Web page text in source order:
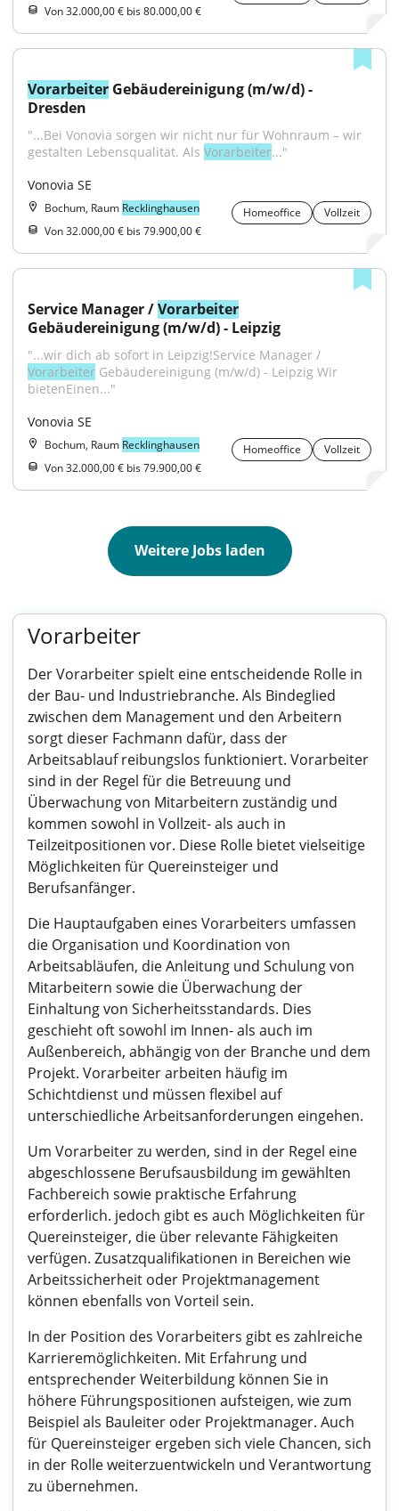
Von 32.000,00 € bis 80.000,00 €
Vorarbeiter Gebäudereinigung (m/w/d) -
Dresden
"...Bei Vonovia sorgen wir nicht nur für Wohnraum – wir
gestalten Lebensqualität. Als Vorarbeiter..."
Vonovia SE
Bochum, Raum Recklinghausen Homeoffice
Vollzeit
Von 32.000,00 € bis 79.900,00 €
Service Manager / Vorarbeiter
Gebäudereinigung (m/w/d) - Leipzig
Vorarbeiter Gebäudereinigung (m/w/d) - Leipzig Wir
bietenEinen..."
Vonovia SE
Bochum, Raum Recklinghausen Homeoffice
Vollzeit
Von 32.000,00 € bis 79.900,00 €
Weitere Jobs laden
Vorarbeiter
Der Vorarbeiter spielt eine entscheidende Rolle in
der Bau- und Industriebranche. Als Bindeglied
zwischen dem Management und den Arbeitern
sorgt dieser Fachmann dafür, dass der
Arbeitsablauf reibungslos funktioniert. Vorarbeiter
sind in der Regel für die Betreuung und
Überwachung von Mitarbeitern zuständig und
kommen sowohl in Vollzeit- als auch in
Teilzeitpositionen vor. Diese Rolle bietet vielseitige
Möglichkeiten für Quereinsteiger und
Berufsanfänger.
Die Hauptaufgaben eines Vorarbeiters umfassen
die Organisation und Koordination von
Arbeitsabläufen, die Anleitung und Schulung von
Mitarbeitern sowie die Überwachung der
Einhaltung von Sicherheitsstandards. Dies
geschieht oft sowohl im Innen- als auch im
Außenbereich, abhängig von der Branche und dem
Projekt. Vorarbeiter arbeiten häufig im
Schichtdienst und müssen flexibel auf
unterschiedliche Arbeitsanforderungen eingehen.
Um Vorarbeiter zu werden, sind in der Regel eine
abgeschlossene Berufsausbildung im gewählten
Fachbereich sowie praktische Erfahrung
erforderlich. jedoch gibt es auch Möglichkeiten für
Quereinsteiger, die über relevante Fähigkeiten
verfügen. Zusatzqualifikationen in Bereichen wie
Arbeitssicherheit oder Projektmanagement
können ebenfalls von Vorteil sein.
In der Position des Vorarbeiters gibt es zahlreiche
Karrieremöglichkeiten. Mit Erfahrung und
entsprechender Weiterbildung können Sie in
höhere Führungspositionen aufsteigen, wie zum
Beispiel als Bauleiter oder Projektmanager. Auch
für Quereinsteiger ergeben sich viele Chancen, sich
in der Rolle weiterzuentwickeln und Verantwortung
zu übernehmen.